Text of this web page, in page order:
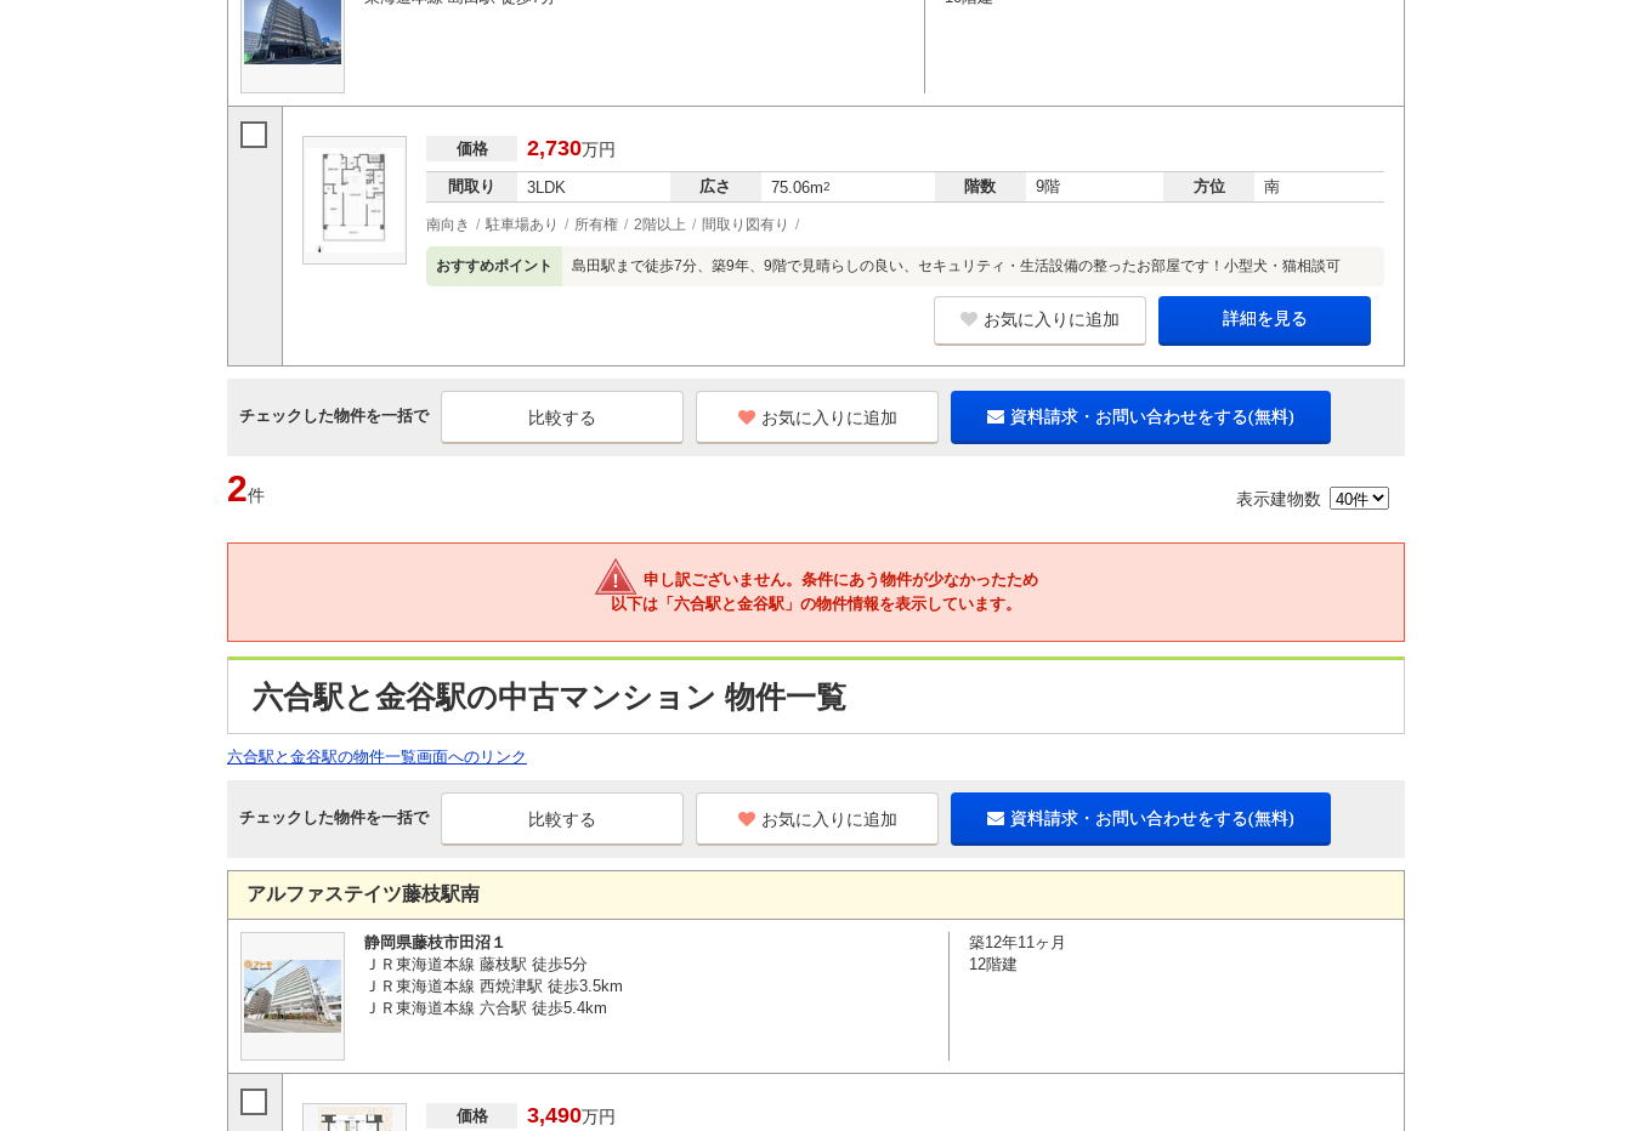
価格 2,730万円
間取り 3LDK 広さ 75.06m2 階数 9階 方位 南
南向き 駐車場あり 所有権 2階以上 間取り図有り
おすすめポイント 島田駅まで徒歩7分、築9年、9階で見晴らしの良い、セキュリティ・生活設備の整ったお部屋です！小型犬・猫相談可
お気に入りに追加 詳細を見る
チェックした物件を一括で お気に入りに追加 資料請求・お問い合わせをする(無料)
2件 表示建物数
申し訳ございません。条件にあう物件が少なかったため
以下は「六合駅と金谷駅」の物件情報を表示しています。
六合駅と金谷駅の中古マンション 物件一覧
六合駅と金谷駅の物件一覧画面へのリンク
チェックした物件を一括で お気に入りに追加 資料請求・お問い合わせをする(無料)
アルファステイツ藤枝駅南
静岡県藤枝市田沼１
ＪＲ東海道本線 藤枝駅 徒歩5分
ＪＲ東海道本線 西焼津駅 徒歩3.5km
ＪＲ東海道本線 六合駅 徒歩5.4km
築12年11ヶ月
12階建
価格 3,490万円